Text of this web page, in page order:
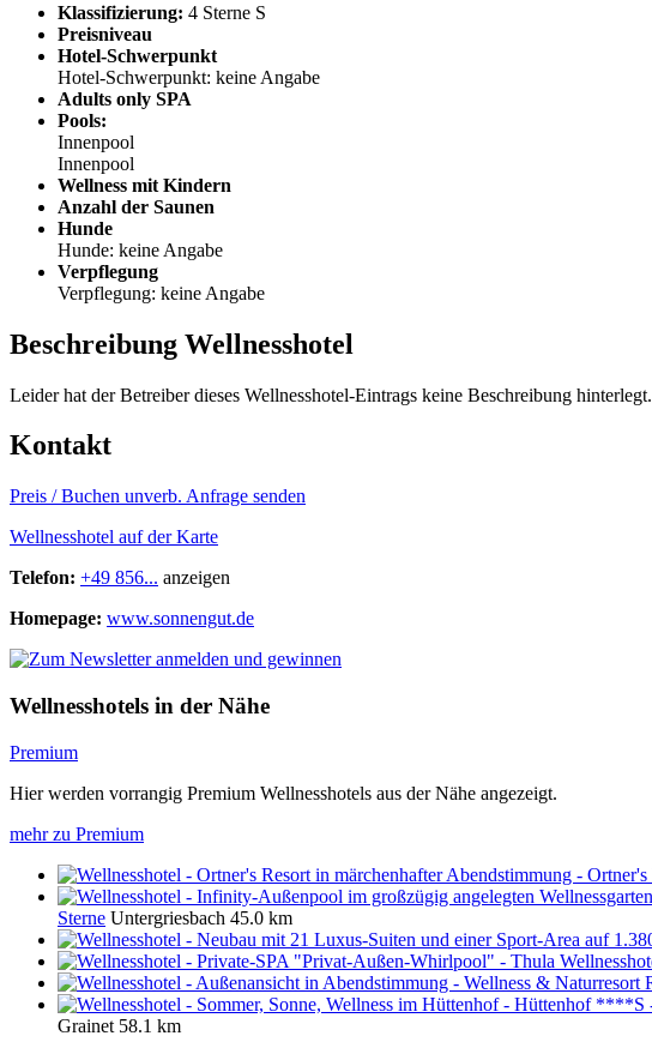
Klassifizierung: 4 Sterne S
Preisniveau
Hotel-Schwerpunkt
Hotel-Schwerpunkt: keine Angabe
Adults only SPA
Pools:
Innenpool
Innenpool
Wellness mit Kindern
Anzahl der Saunen
Hunde
Hunde: keine Angabe
Verpflegung
Verpflegung: keine Angabe
Beschreibung Wellnesshotel
Leider hat der Betreiber dieses Wellnesshotel-Eintrags keine Beschreibung hinterlegt.
Kontakt
Preis / Buchen unverb. Anfrage senden
Wellnesshotel auf der Karte
Telefon: +49 856... anzeigen
Homepage: www.sonnengut.de
Wellnesshotels in der Nähe
Premium
Hier werden vorrangig Premium Wellnesshotels aus der Nähe angezeigt.
mehr zu Premium
Sterne Untergriesbach 45.0 km
Grainet 58.1 km